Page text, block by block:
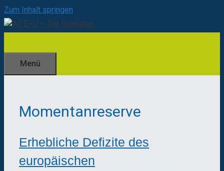
Zum Inhalt springen
Menü
Momentanreserve
Erhebliche Defizite des
europäischen